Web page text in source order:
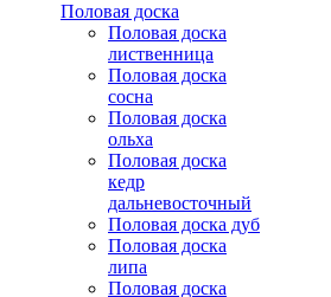
Половая доска
Половая доска
лиственница
Половая доска
сосна
Половая доска
ольха
Половая доска
кедр
дальневосточный
Половая доска дуб
Половая доска
липа
Половая доска